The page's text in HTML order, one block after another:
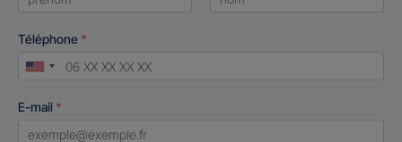
Téléphone *
United
+1
E-mail *